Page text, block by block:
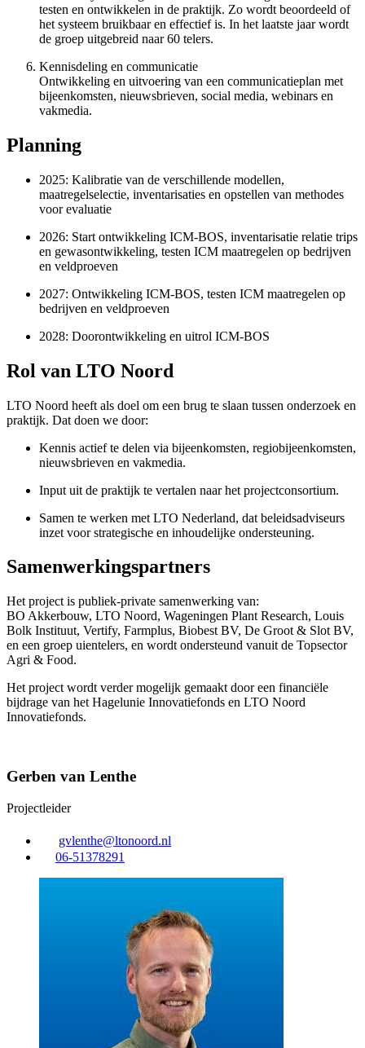
testen en ontwikkelen in de praktijk. Zo wordt beoordeeld of
het systeem bruikbaar en effectief is. In het laatste jaar wordt
de groep uitgebreid naar 60 telers.
Kennisdeling en communicatie
Ontwikkeling en uitvoering van een communicatieplan met
bijeenkomsten, nieuwsbrieven, social media, webinars en
vakmedia.
Planning
2025: Kalibratie van de verschillende modellen,
maatregelselectie, inventarisaties en opstellen van methodes
voor evaluatie
2026: Start ontwikkeling ICM-BOS, inventarisatie relatie trips
en gewasontwikkeling, testen ICM maatregelen op bedrijven
en veldproeven
2027: Ontwikkeling ICM-BOS, testen ICM maatregelen op
bedrijven en veldproeven
2028: Doorontwikkeling en uitrol ICM-BOS
Rol van LTO Noord
LTO Noord heeft als doel om een brug te slaan tussen onderzoek en
praktijk. Dat doen we door:
Kennis actief te delen via bijeenkomsten, regiobijeenkomsten,
nieuwsbrieven en vakmedia.
Input uit de praktijk te vertalen naar het projectconsortium.
Samen te werken met LTO Nederland, dat beleidsadviseurs
inzet voor strategische en inhoudelijke ondersteuning.
Samenwerkingspartners
Het project is publiek-private samenwerking van:
BO Akkerbouw, LTO Noord, Wageningen Plant Research, Louis
Bolk Instituut, Vertify, Farmplus, Biobest BV, De Groot & Slot BV,
en een groep uientelers, en wordt ondersteund vanuit de Topsector
Agri & Food.
Het project wordt verder mogelijk gemaakt door een financiële
bijdrage van het Hagelunie Innovatiefonds en LTO Noord
Innovatiefonds.
Gerben van Lenthe
Projectleider
gvlenthe@ltonoord.nl
06-51378291